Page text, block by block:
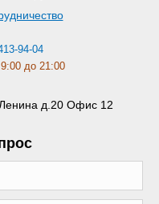
94-04
до 21:00
д.20 Офис 12